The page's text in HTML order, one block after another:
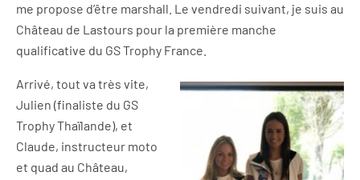
me propose d’être marshall. Le vendredi suivant, je suis au
Château de Lastours pour la première manche
qualificative du GS Trophy France.
Arrivé, tout va très vite,
Julien (finaliste du GS
Trophy Thaïlande), et
Claude, instructeur moto
et quad au Château,